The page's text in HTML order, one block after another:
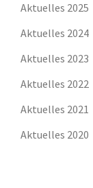
Aktuelles 2025
Aktuelles 2024
Aktuelles 2023
Aktuelles 2022
Aktuelles 2021
Aktuelles 2020